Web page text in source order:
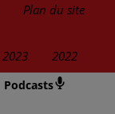
Podcasts
Plan du site
2023 2022